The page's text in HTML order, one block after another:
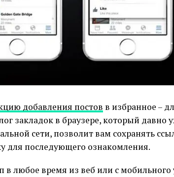
добавления постов в избранное –
закладок в браузере, который давно
сети, позволит вам сохранять
для последующего ознакомления.
любое время из веб или с мобильного